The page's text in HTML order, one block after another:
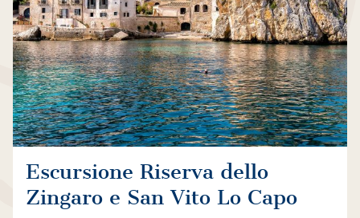
Escursione Riserva dello
Zingaro e San Vito Lo Capo